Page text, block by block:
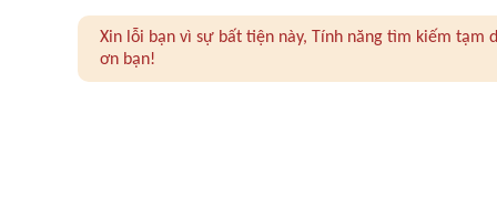
Xin lỗi bạn vì sự bất tiện này, Tính năng tìm kiếm
ơn bạn!